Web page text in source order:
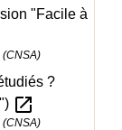
"Facile à
?
open_in_new